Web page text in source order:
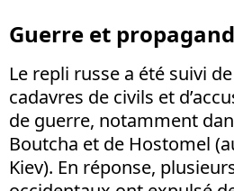
Guerre et
Le repli russe a été suivi
cadavres de civils et
de guerre, notamment
Boutcha et de Hostomel
Kiev). En réponse,